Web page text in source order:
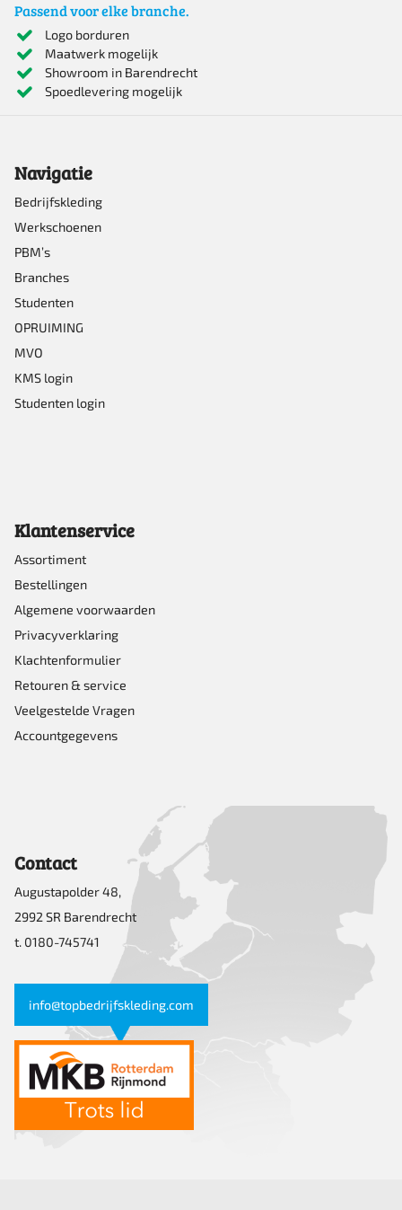
meerdere
variaties.
Deze
gekozen
worden
op
de
productpagina
Passend voor elke branche.
Logo borduren
Maatwerk mogelijk
Showroom in Barendrecht
Spoedlevering mogelijk
Navigatie
Bedrijfskleding
Werkschoenen
PBM’s
Branches
Studenten
OPRUIMING
MVO
KMS login
Studenten login
Klantenservice
Assortiment
Bestellingen
Algemene voorwaarden
Privacyverklaring
Klachtenformulier
Retouren & service
Veelgestelde Vragen
Accountgegevens
Contact
Augustapolder 48,
2992 SR Barendrecht
t. 0180-745741
info@topbedrijfskleding.com